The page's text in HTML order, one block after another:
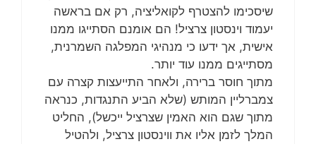
שיסכימו להצטרף לקואליציה, רק אם בראשה
יעמוד וינסטון צרציל! הם אומנם הסתייגו ממנו
אישית, אך ידעו כי מנהיגי המפלגה השמרנית,
מסתייגים ממנו עוד יותר.
מתוך חוסר ברירה, ולאחר התייעצות קצרה עם
צמברליין המותש (שלא הביע התנגדות, כנראה
מתוך שגם הוא האמין שצרציל ייכשל), החליט
המלך לזמן אליו את ווינסטון צרציל, ולהטיל